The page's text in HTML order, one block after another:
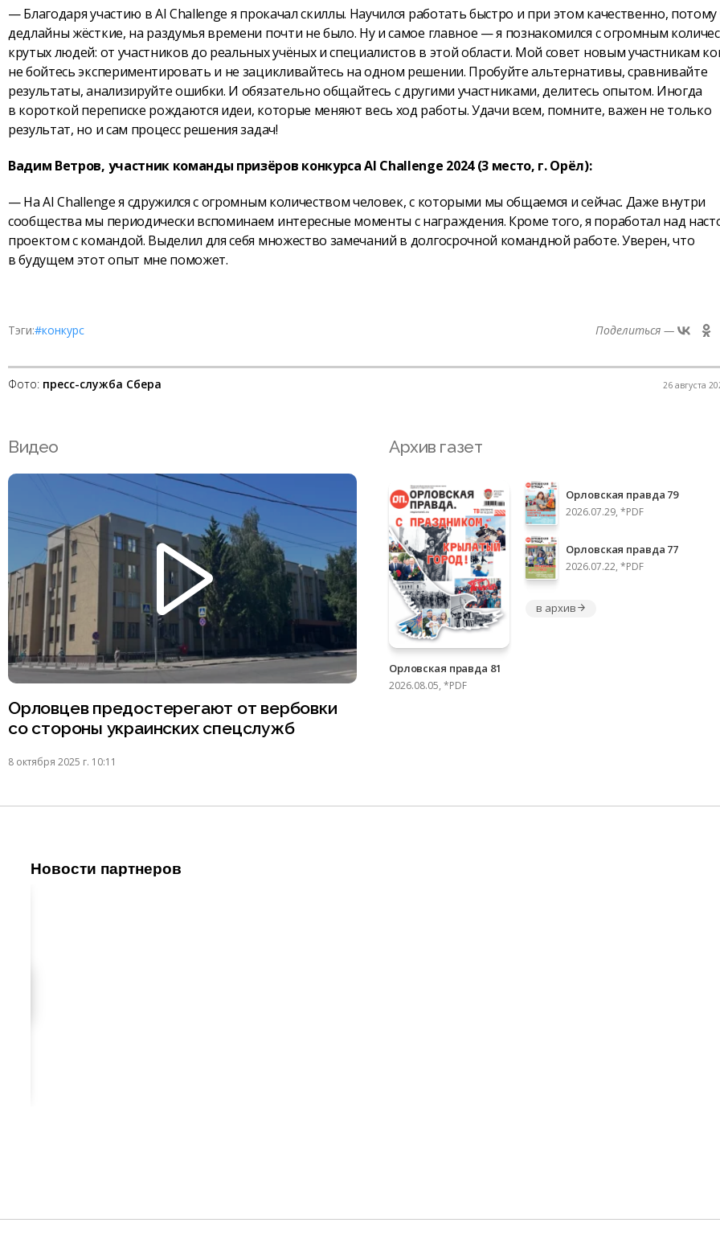
— Благодаря участию в AI Challenge я прокачал скиллы. Научился работать быстро и при этом качественно, потому
дедлайны жёсткие, на раздумья времени почти не было. Ну и самое главное — я познакомился с огромным
крутых людей: от участников до реальных учёных и специалистов в этой области. Мой совет новым участникам
не бойтесь экспериментировать и не зацикливайтесь на одном решении. Пробуйте альтернативы, сравнивайте
результаты, анализируйте ошибки. И обязательно общайтесь с другими участниками, делитесь опытом. Иногда
в короткой переписке рождаются идеи, которые меняют весь ход работы. Удачи всем, помните, важен не только
результат, но и сам процесс решения задач!
Вадим Ветров, участник команды призёров конкурса AI Challenge 2024 (3 место, г. Орёл):
— На AI Challenge я сдружился с огромным количеством человек, с которыми мы общаемся и сейчас. Даже внутри
сообщества мы периодически вспоминаем интересные моменты с награждения. Кроме того, я поработал над
проектом с командой. Выделил для себя множество замечаний в долгосрочной командной работе. Уверен, что
в будущем этот опыт мне поможет.
Тэги:#конкурс Поделиться —
Фото: пресс-служба Сбера 26 августа
Видео
Орловцев предостерегают от вербовки
со стороны украинских спецслужб
8 октября 2025 г. 10:11
Архив газет
Орловская правда 81
2026.08.05, *PDF
Орловская правда 79
2026.07.29, *PDF
Орловская правда 77
2026.07.22, *PDF
в архив
Новости партнеров